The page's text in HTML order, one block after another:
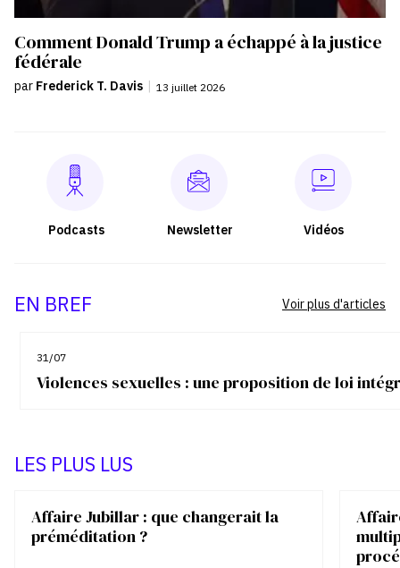
Comment Donald Trump a échappé à la justice
fédérale
par Frederick T. Davis | 13 juillet 2026
Podcasts Newsletter Vidéos
EN BREF
31/07
Violences sexuelles : une proposition de loi
Voir plus d'articles
LES PLUS LUS
Affaire Jubillar : que changerait la
préméditation ?